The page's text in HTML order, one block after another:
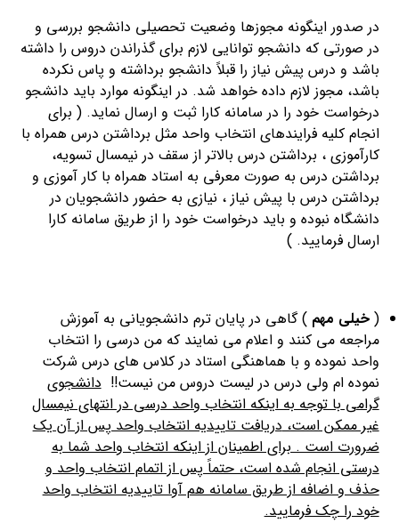
در صدور اینگونه مجوزها وضعیت تحصیلی دانشجو بررسی و
در صورتی که دانشجو توانایی لازم برای گذراندن دروس را داشته
باشد و درس پیش نیاز را قبلاً دانشجو برداشته و پاس نکرده
باشد، مجوز لازم داده خواهد شد. در اینگونه موارد باید دانشجو
درخواست خود را در سامانه کارا ثبت و ارسال نماید. ( برای
انجام کلیه فرایندهای انتخاب واحد مثل برداشتن درس همراه با
کارآموزی ، برداشتن درس بالاتر از سقف در نیمسال تسویه،
برداشتن درس به صورت معرفی به استاد همراه با کار آموزی و
برداشتن درس با پیش نیاز ، نیازی به حضور دانشجویان در
دانشگاه نبوده و باید درخواست خود را از طریق سامانه کارا
ارسال فرمایید. )
(خیلی مهم ) گاهی در پایان ترم دانشجویانی به آموزش
مراجعه می کنند و اعلام می نمایند که من درسی را انتخاب
واحد نموده و با هماهنگی استاد در کلاس های درس شرکت
نموده ام ولی درس در لیست دروس من نیست!!دانشجوی
گرامیبا توجه به اینکه انتخاب واحد درسی در انتهای نیمسال
غیر ممکن است،دریافت تاییدیه انتخاب واحد پس از آن یک
ضرورت است . برای اطمینان از اینکه انتخاب واحد شما به
درستی انجام شده است، حتماً پس از اتمام انتخاب واحد و
حذف و اضافه از طریق سامانه هم آوا تاییدیه انتخاب واحد
خود را چک فرمایید.